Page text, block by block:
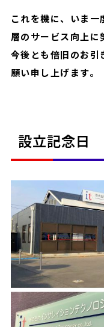
これを機に、いま
層のサービス向上に
今後とも倍旧のお引
願い申し上げます。
設立記念日